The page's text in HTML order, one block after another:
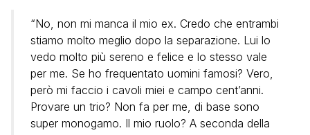
“No, non mi manca il mio ex. Credo che entrambi
stiamo molto meglio dopo la separazione. Lui lo
vedo molto più sereno e felice e lo stesso vale
per me. Se ho frequentato uomini famosi? Vero,
però mi faccio i cavoli miei e campo cent’anni.
Provare un trio? Non fa per me, di base sono
super monogamo. Il mio ruolo? A seconda della